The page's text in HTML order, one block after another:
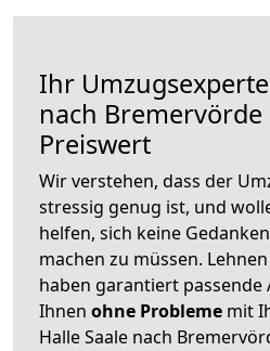
Ihr
nach Bremervörde
Preiswert
Wir verstehen, dass der
stressig genug ist, und
helfen, sich keine
machen zu müssen.
haben garantiert passende
Ihnen ohne Probleme mit
Halle Saale nach